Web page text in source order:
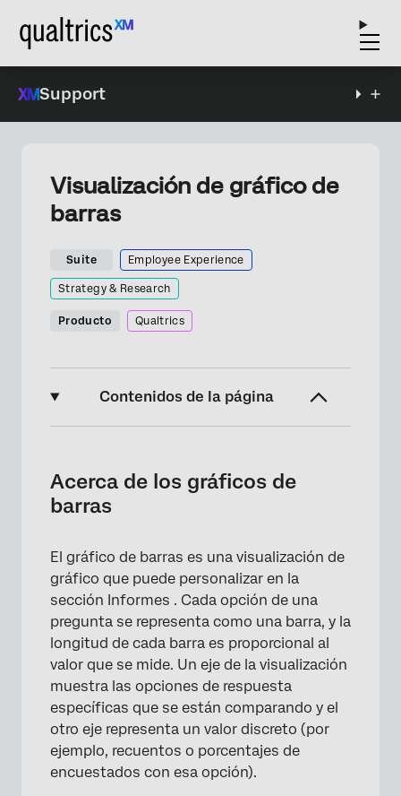
Support
Visualización de gráfico de
barras
Suite Employee Experience
Strategy & Research
Producto Qualtrics
Contenidos de la página
Personalización
Promedios móviles
Tipos de Informes
Acerca de los gráficos de
barras
El gráfico de barras es una visualización de
gráfico que puede personalizar en la
sección Informes . Cada opción de una
pregunta se representa como una barra, y la
longitud de cada barra es proporcional al
valor que se mide. Un eje de la visualización
muestra las opciones de respuesta
específicas que se están comparando y el
otro eje representa un valor discreto (por
ejemplo, recuentos o porcentajes de
encuestados con esa opción).